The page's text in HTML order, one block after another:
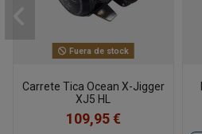
Fuera de stock
Carrete Tica Ocean X-Jigger
XJ5 HL
109,95 €